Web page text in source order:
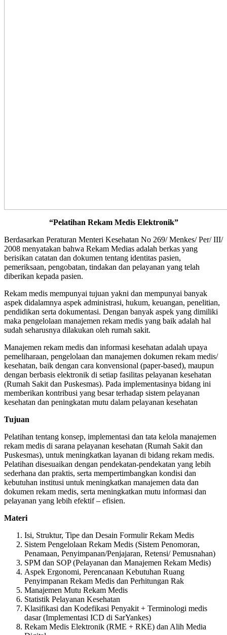
“Pelatihan Rekam Medis Elektronik”
Berdasarkan Peraturan Menteri Kesehatan No 269/ Menkes/ Per/ III/
2008 menyatakan bahwa Rekam Medias adalah berkas yang
berisikan catatan dan dokumen tentang identitas pasien,
pemeriksaan, pengobatan, tindakan dan pelayanan yang telah
diberikan kepada pasien.
Rekam medis mempunyai tujuan yakni dan mempunyai banyak
aspek didalamnya aspek administrasi, hukum, keuangan, penelitian,
pendidikan serta dokumentasi. Dengan banyak aspek yang dimiliki
maka pengelolaan manajemen rekam medis yang baik adalah hal
sudah seharusnya dilakukan oleh rumah sakit.
Manajemen rekam medis dan informasi kesehatan adalah upaya
pemeliharaan, pengelolaan dan manajemen dokumen rekam medis/
kesehatan, baik dengan cara konvensional (paper-based), maupun
dengan berbasis elektronik di setiap fasilitas pelayanan kesehatan
(Rumah Sakit dan Puskesmas). Pada implementasinya bidang ini
memberikan kontribusi yang besar terhadap sistem pelayanan
kesehatan dan peningkatan mutu dalam pelayanan kesehatan
Tujuan
Pelatihan tentang konsep, implementasi dan tata kelola manajemen
rekam medis di sarana pelayanan kesehatan (Rumah Sakit dan
Puskesmas), untuk meningkatkan layanan di bidang rekam medis.
Pelatihan disesuaikan dengan pendekatan-pendekatan yang lebih
sederhana dan praktis, serta mempertimbangkan kondisi dan
kebutuhan institusi untuk meningkatkan manajemen data dan
dokumen rekam medis, serta meningkatkan mutu informasi dan
pelayanan yang lebih efektif – efisien.
Materi
Isi, Struktur, Tipe dan Desain Formulir Rekam Medis
Sistem Pengelolaan Rekam Medis (Sistem Penomoran,
Penamaan, Penyimpanan/Penjajaran, Retensi/ Pemusnahan)
SPM dan SOP (Pelayanan dan Manajemen Rekam Medis)
Aspek Ergonomi, Perencanaan Kebutuhan Ruang
Penyimpanan Rekam Medis dan Perhitungan Rak
Manajemen Mutu Rekam Medis
Statistik Pelayanan Kesehatan
Klasifikasi dan Kodefikasi Penyakit + Terminologi medis
dasar (Implementasi ICD di SarYankes)
Rekam Medis Elektronik (RME + RKE) dan Alih Media